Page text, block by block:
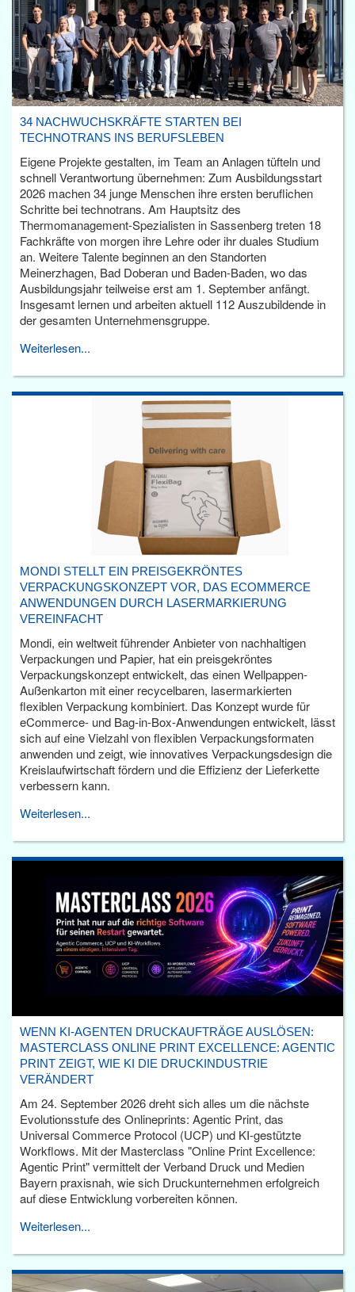
34 NACHWUCHSKRÄFTE STARTEN BEI
TECHNOTRANS INS BERUFSLEBEN
Eigene Projekte gestalten, im Team an Anlagen tüfteln und
schnell Verantwortung übernehmen: Zum Ausbildungsstart
2026 machen 34 junge Menschen ihre ersten beruflichen
Schritte bei technotrans. Am Hauptsitz des
Thermomanagement-Spezialisten in Sassenberg treten 18
Fachkräfte von morgen ihre Lehre oder ihr duales Studium
an. Weitere Talente beginnen an den Standorten
Meinerzhagen, Bad Doberan und Baden-Baden, wo das
Ausbildungsjahr teilweise erst am 1. September anfängt.
Insgesamt lernen und arbeiten aktuell 112 Auszubildende in
der gesamten Unternehmensgruppe.
Weiterlesen...
MONDI STELLT EIN PREISGEKRÖNTES
VERPACKUNGSKONZEPT VOR, DAS ECOMMERCE
ANWENDUNGEN DURCH LASERMARKIERUNG
VEREINFACHT
Mondi, ein weltweit führender Anbieter von nachhaltigen
Verpackungen und Papier, hat ein preisgekröntes
Verpackungskonzept entwickelt, das einen Wellpappen-
Außenkarton mit einer recycelbaren, lasermarkierten
flexiblen Verpackung kombiniert. Das Konzept wurde für
eCommerce- und Bag-in-Box-Anwendungen entwickelt, lässt
sich auf eine Vielzahl von flexiblen Verpackungsformaten
anwenden und zeigt, wie innovatives Verpackungsdesign die
Kreislaufwirtschaft fördern und die Effizienz der Lieferkette
verbessern kann.
Weiterlesen...
WENN KI-AGENTEN DRUCKAUFTRÄGE AUSLÖSEN:
MASTERCLASS ONLINE PRINT EXCELLENCE: AGENTIC
PRINT ZEIGT, WIE KI DIE DRUCKINDUSTRIE
VERÄNDERT
Am 24. September 2026 dreht sich alles um die nächste
Evolutionsstufe des Onlineprints: Agentic Print, das
Universal Commerce Protocol (UCP) und KI-gestützte
Workflows. Mit der Masterclass "Online Print Excellence:
Agentic Print" vermittelt der Verband Druck und Medien
Bayern praxisnah, wie sich Druckunternehmen erfolgreich
auf diese Entwicklung vorbereiten können.
Weiterlesen...